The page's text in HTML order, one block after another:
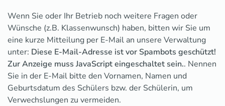
Wenn Sie oder Ihr Betrieb noch weitere Fragen oder
Wünsche (z.B. Klassenwunsch) haben, bitten wir Sie um
eine kurze Mitteilung per E-Mail an unsere Verwaltung
unter: Diese E-Mail-Adresse ist vor Spambots geschützt!
Zur Anzeige muss JavaScript eingeschaltet sein.. Nennen
Sie in der E-Mail bitte den Vornamen, Namen und
Geburtsdatum des Schülers bzw. der Schülerin, um
Verwechslungen zu vermeiden.